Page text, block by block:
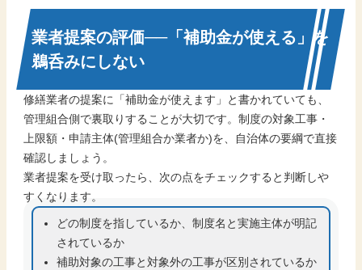
業者提案の評価──「補助金が使える」を
鵜呑みにしない
修繕業者の提案に「補助金が使えます」と書かれていても、
管理組合側で裏取りすることが大切です。制度の対象工事・
上限額・申請主体(管理組合か業者か)を、自治体の要綱で直接
確認しましょう。
業者提案を受け取ったら、次の点をチェックすると判断しや
すくなります。
どの制度を指しているか、制度名と実施主体が明記
されているか
補助対象の工事と対象外の工事が区別されているか